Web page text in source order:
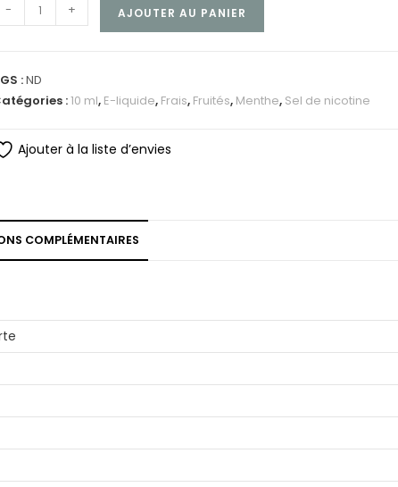
- + AJOUTER AU PANIER
:ND
:10 ml, E-liquide, Frais, Fruités, Menthe, Sel de nicotine
Ajouter à la liste d’envies
COMPLÉMENTAIRES